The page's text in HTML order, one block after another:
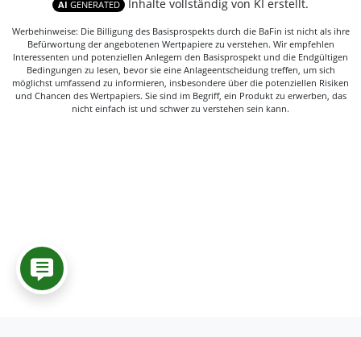
AI GENERATED Inhalte vollständig von KI erstellt.
Werbehinweise: Die Billigung des Basisprospekts durch die BaFin ist nicht als ihre
Befürwortung der angebotenen Wertpapiere zu verstehen. Wir empfehlen
Interessenten und potenziellen Anlegern den Basisprospekt und die Endgültigen
Bedingungen zu lesen, bevor sie eine Anlageentscheidung treffen, um sich
möglichst umfassend zu informieren, insbesondere über die potenziellen Risiken
und Chancen des Wertpapiers. Sie sind im Begriff, ein Produkt zu erwerben, das
nicht einfach ist und schwer zu verstehen sein kann.